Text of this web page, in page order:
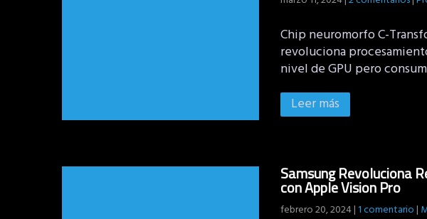
Chip neuromorfo C-
revoluciona
nivel de GPU pero
Leer más
Samsung Revoluciona
con Apple Vision Pro
febrero 20, 2024|1 comentario|